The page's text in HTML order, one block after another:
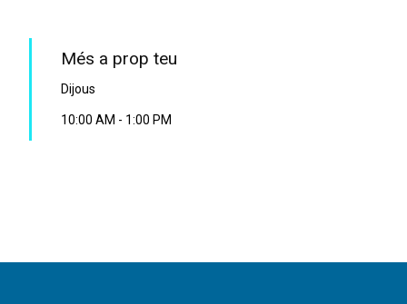
Més a prop teu
Dijous
10:00 AM - 1:00 PM